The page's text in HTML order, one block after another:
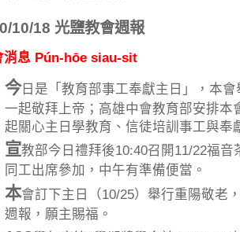
10/18 光鹽教會週報
消息 Pún-hōe siau-sit
今日是「教育部事工奉獻主日」，本
一起敬拜上帝；高雄中會教育部安排本
起關心主日學教育、信徒培訓事工與奉
宣教部今日禮拜後10:40召開11/22福
同工出席參加，中午有準備便當。
本會訂下主日（10/25）舉行重陽敬老
週報，願主賜福。